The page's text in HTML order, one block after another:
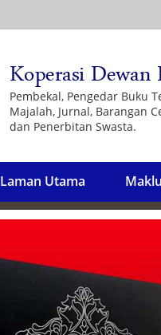
Pembekal, Pengedar Buku
Majalah, Jurnal, Barangan
dan Penerbitan Swasta.
Laman Utama